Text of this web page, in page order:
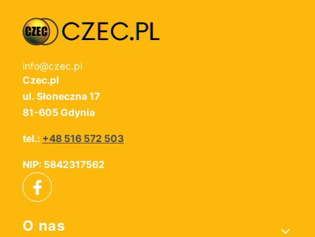
info@czec.pl
Czec.pl
ul. Słoneczna 17
81-605 Gdynia
tel.: +48 516 572 503
NIP: 5842317562
Linki w stopce
O nas